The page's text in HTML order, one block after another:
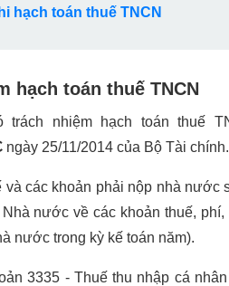
hạch toán thuế TNCN
hạch toán thuế TNCN
trách nhiệm hạch toán thuế
ngày 25/11/2014 của Bộ Tài chính.
và các khoản phải nộp nhà
nước về các khoản thuế,
nước trong kỳ kế toán năm).
3335 - Thuế thu nhập cá